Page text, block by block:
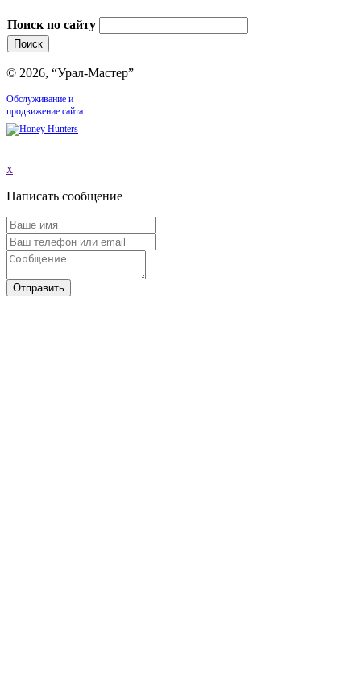
Поиск по сайту
© 2026, “Урал-Мастер”
Обслуживание и
продвижение сайта
x
Написать сообщение
Отправить